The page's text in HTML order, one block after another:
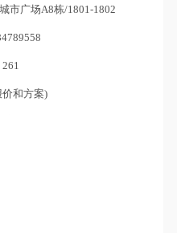
市广场A8栋/1801-1802
和方案)